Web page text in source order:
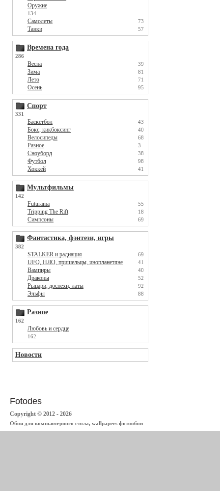
Оружие
134
Самолеты 73
Танки 57
Времена года
286
Весна 39
Зима 81
Лето 71
Осень 95
Спорт
331
Баскетбол 43
Бокс, кикбоксинг 40
Велосипеды 68
Разное 3
Сноуборд 38
Футбол 98
Хоккей 41
Мультфильмы
142
Futurama 55
Tripping The Rift 18
Симпсоны 69
Фантастика, фэнтези, игры
382
STALKER и радиация 69
UFO, НЛО, пришельцы, инопланетяне 41
Вампиры 40
Драконы 52
Рыцари, доспехи, латы 92
Эльфы 88
Разное
162
Любовь и сердце
162
Новости
Fotodes
Copyright © 2012 - 2026
Обои для компьютерного стола, wallpapers фотообои